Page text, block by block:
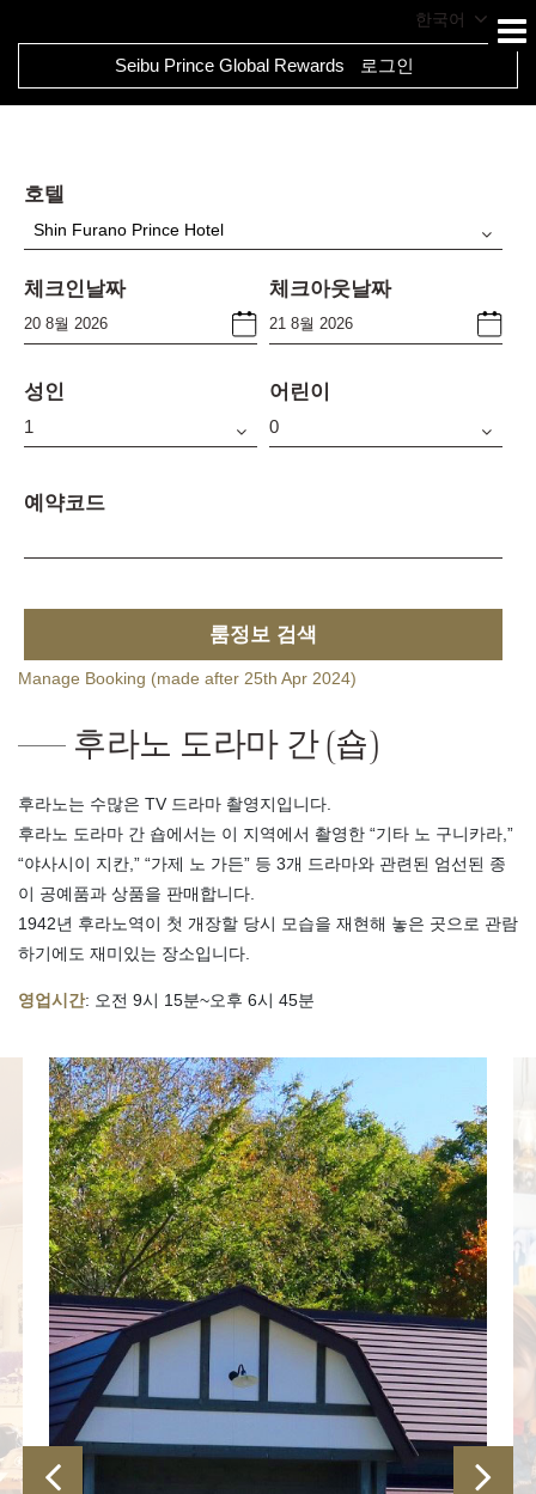
한국어
Seibu Prince Global Rewards 로그인
호텔
Shin Furano Prince Hotel
체크인날짜 체크아웃날짜
성인 어린이
예약코드
룸정보 검색
Manage Booking (made after 25th Apr 2024)
후라노 도라마 간 (숍)
후라노는 수많은 TV 드라마 촬영지입니다.
후라노 도라마 간 숍에서는 이 지역에서 촬영한 “기타 노 구니카라,”
“야사시이 지칸,” “가제 노 가든” 등 3개 드라마와 관련된 엄선된 종
이 공예품과 상품을 판매합니다.
1942년 후라노역이 첫 개장할 당시 모습을 재현해 놓은 곳으로 관람
하기에도 재미있는 장소입니다.
영업시간: 오전 9시 15분~오후 6시 45분